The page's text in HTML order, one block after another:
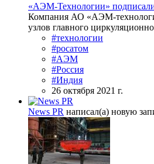
«АЭМ-Технологии»
Компания АО «АЭМ-
узлов главного
#технологии
#росатом
#АЭМ
#Россия
#Индия
26 октября 2021 г.
News PR написал(а) новую